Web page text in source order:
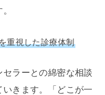
重視した診療体制
ラーとの綿密な相談
きます。「どこが一